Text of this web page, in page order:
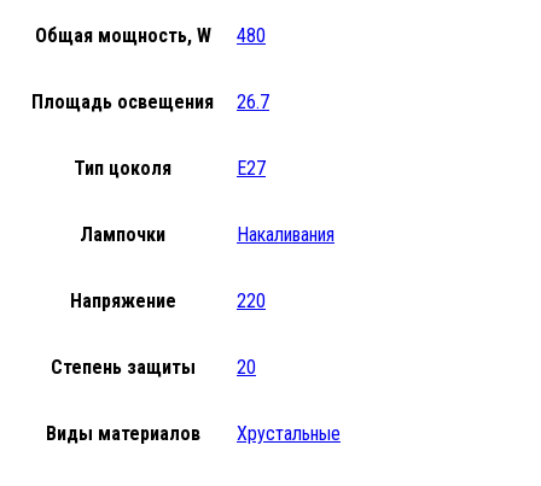
Общая мощность, W 480
Площадь освещения 26.7
Тип цоколя E27
Лампочки Накаливания
Напряжение 220
Степень защиты 20
Виды материалов Хрустальные